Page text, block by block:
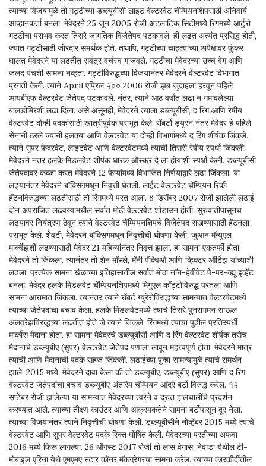
त्याच्या विजयामुळे तो गट्टीच्या डब्ल्यूबीसी लाइट वेल्टरवेट चॅम्पियनशिपसाठी अनिवार्य
आव्हानकर्ता बनला. मेवेदरने 25 जून 2005 रोजी अटलांटिक सिटीमध्ये रिंगमध्ये आर्टुरो
गट्टीचा पराभव करत तिसरे जागतिक विजेतेपद पटकावले. ही लढत अत्यंत प्रसिद्ध होती,
ज्यात गट्टीसाठी जोरदार समर्थक होते. तथापि, गट्टीच्या चाहत्यांच्या अपेक्षांवर फुंकर
घालत मेवेदरने या लढतीत सर्वत्र वर्चस्व गाजवले. गट्टीचा मेवेदरच्या उच्च वेग आणि
जलद पंचशी सामना नव्हता. गट्टीविरुद्धच्या विजयानंतर मेवेदरने वेल्टरवेट विभागात
प्रगती केली. त्याने April एप्रिल २०० 2006 रोजी झब जुदाहला हरवून पहिले
आयबीएफ वेल्टरवेट जेतेपद पटकावले. नंतर, त्याने आठ वर्षांत लढा न गमावलेल्या
बालडोमिरशी लढा दिला. असे असूनही, मेवेदरने त्याला डब्ल्यूबीसी, द रिंग आणि रेषीय
वेल्टरवेट दोन्ही पदकांसाठी खात्रीपूर्वक पराभूत केले. रॉबर्टो ड्युरन नंतर मेवेदर हे पहिले
सेनानी ठरले ज्यांनी हलक्या आणि वेल्टरवेट या दोन्ही विभागांमध्ये द रिंग शीर्षक जिंकले.
त्याने सुपर फेदरवेट, लाइटवेट आणि वेल्टरवेटमध्ये त्याची तिसरी रेषीय स्पर्धा जिंकली.
मेवेदरने नंतर हलके मिडलवेट शीर्षक धारक ऑस्कर दे ला होयाशी स्पर्धा केली. डब्ल्यूबीसी
जेतेपदावर कब्जा करत मेवेदरने 12 फेऱ्यांमध्ये विभाजित निर्णयाद्वारे लढा जिंकला. या
लढ्यानंतर मेवेदरने बॉक्सिंगमधून निवृत्ती घेतली. लाईट वेल्टरवेट चॅम्पियन रिकी
हॅटनविरुद्धच्या लढतीसाठी तो रिंगमध्ये परत आला. 8 डिसेंबर 2007 रोजी झालेली लढाई
दोन अपराजित लढवय्यांमधील सर्वात मोठी वेल्टरवेट शोडाउन होती. सुरुवातीपासूनच
लढ्यावर नियंत्रण ठेवून त्याने वेल्टरवेट चॅम्पियनशिपचे विजेतेपद राखण्यासाठी हॅटनला
पराभूत केले. शेवटी, मेवेदरने बॉक्सिंगमधून निवृत्तीची घोषणा केली. जुआन मॅन्युएल
मार्क्वेझशी लढण्यासाठी मेवेदर 21 महिन्यांनंतर निवृत्त झाला. हा सामना एकतर्फी होता,
मेवेदरने तो जिंकला. त्यानंतर तो शेन मॉस्ले, मॅनी पॅक्विओ आणि व्हिक्टर ऑर्टिझ यांच्याशी
लढला; प्रत्येक सामना खेळाच्या इतिहासातील सर्वात मोठा नॉन-हेवीवेट पे-पर-व्ह्यू इव्हेंट
बनला. मेवेदर हलके मिडलवेट चॅम्पियनशिपमध्ये मिगुएल कॉट्टोविरुद्ध परतला आणि
सामना आरामात जिंकला. त्यानंतर त्याने रॉबर्ट ग्युरेरोविरुद्धच्या सामन्यात वेल्टरवेटमध्ये
त्याच्या जेतेपदाचा बचाव केला. हलके मिडलवेटमध्ये त्याचे तिसरे पुनरागमन साऊल
अलवरेझविरुद्धच्या लढतीत होते जे त्याने जिंकले. रिंगमध्ये त्याचा पुढील प्रतिस्पर्धी
मार्कोस मैदाना होता. हा सामना मेवेदरचे डब्ल्यूबीसी आणि द रिंग वेल्टरवेट शीर्षक तसेच
मैदानाचे डब्ल्यूबीए (सुपर) वेल्टरवेट जेतेपद पणाला लावून महत्त्वपूर्ण होता. मेवेदरने मात्र
त्याची आणि मैदानाची पदके सहज जिंकली. लढाईच्या पुन्हा सामन्यामुळे त्याचे समर्थन
झाले. 2015 मध्ये, मेवेदरने दावा केला की तो डब्ल्यूबीए, डब्ल्यूबीए (सुपर) आणि द रिंग
वेल्टरवेट जेतेपदांचा बचाव डब्ल्यूबीए अंतरिम चॅम्पियन आंद्रे बर्टो विरुद्ध करेल. १२
सप्टेंबर रोजी झालेल्या या सामन्यात मेवेदरच्या त्वरेने व द्रुत हालचालींचे प्रदर्शन
करण्यात आले. त्याच्या तीक्ष्ण काउंटर आणि आक्रमकतेने सामना बर्टोपासून दूर नेला.
त्याच्या विजयानंतर त्याने निवृत्तीची घोषणा केली. डब्ल्यूबीसीने नोव्हेंबर 2015 मध्ये त्याचे
वेल्टरवेट आणि सुपर वेल्टरवेट पदके रिक्त घोषित केली. मेवेदरच्या परतीच्या अफवा
2016 मध्ये फिरू लागल्या. 26 ऑगस्ट 2017 रोजी तो लास वेगास, नेवाडा येथील टी-
मोबाइल एरिना येथे एमएमए स्टार कॉनर मॅकग्रेगरचा सामना करेल. त्याच्या कारकीर्दीतील